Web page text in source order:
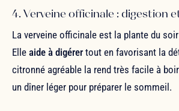
4. Verveine officinale : digestion
La verveine officinale est la plante du
Elle aide à digérer tout en favorisant la
citronné agréable la rend très facile à
un dîner léger pour préparer le sommeil.